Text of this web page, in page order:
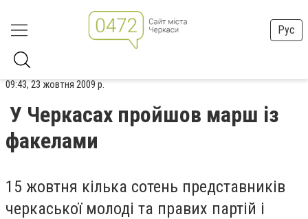
Рус
09:43, 23 жовтня 2009 р.
У Черкасах пройшов марш із
факелами
15 жовтня кілька сотень представників
черкаської молоді та правих партій і